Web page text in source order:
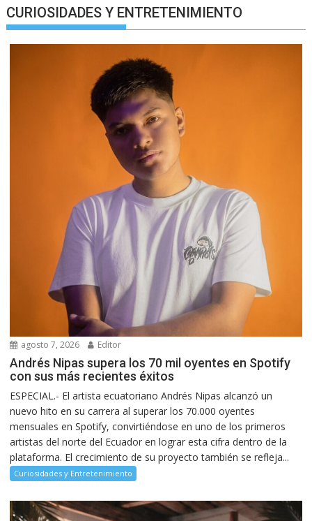
CURIOSIDADES Y ENTRETENIMIENTO
agosto 7, 2026 Editor
Andrés Nipas supera los 70 mil oyentes en Spotify
con sus más recientes éxitos
ESPECIAL.- El artista ecuatoriano Andrés Nipas alcanzó un
nuevo hito en su carrera al superar los 70.000 oyentes
mensuales en Spotify, convirtiéndose en uno de los primeros
artistas del norte del Ecuador en lograr esta cifra dentro de la
plataforma. El crecimiento de su proyecto también se refleja...
Curiosidades y Entretenimiento